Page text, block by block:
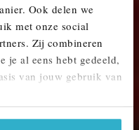
Ook delen we
met onze social
Zij combineren
je al eens hebt gedeeld,
van jouw gebruik van
ONS AANBOD.